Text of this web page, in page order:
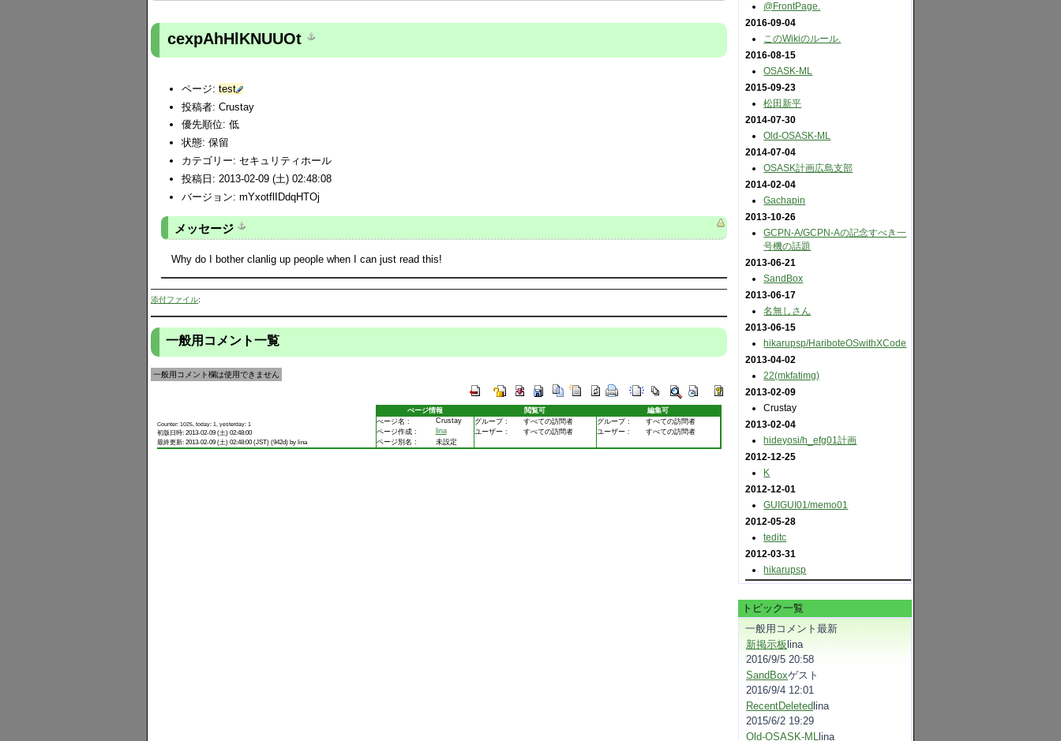
cexpAhHlKNUUOt
ページ: test
投稿者: Crustay
優先順位: 低
状態: 保留
カテゴリー: セキュリティホール
投稿日: 2013-02-09 (土) 02:48:08
バージョン: mYxotflIDdqHTOj
メッセージ
Why do I bother clanlig up people when I can just read this!
添付ファイル:
一般用コメント一覧
一般用コメント欄は使用できません
Counter: 1025, today: 1, yesterday: 1
初版日時: 2013-02-09 (土) 02:48:00
最終更新: 2013-02-09 (土) 02:48:00 (JST) (942d) by lina
ぺージ情報 閲覧可
編集可
ぺージ名 :
Crustay グループ : すべての訪問者 グループ :
すべての訪問者
ページ作成 :
lina ユーザー : すべての訪問者 ユーザー :
すべての訪問者
ページ別名 :
未設定
@FrontPage.
2016-09-04
このWikiのルール.
2016-08-15
OSASK-ML
2015-09-23
松田新平
2014-07-30
Old-OSASK-ML
2014-07-04
OSASK計画広島支部
2014-02-04
Gachapin
2013-10-26
GCPN-A​/GCPN-Aの記念すべき一
号機の話題
2013-06-21
SandBox
2013-06-17
名無しさん
2013-06-15
hikarupsp​/HariboteOSwithXCode
2013-04-02
22(mkfatimg)
2013-02-09
Crustay
2013-02-04
hideyosi​/h_efg01計画
2012-12-25
K
2012-12-01
GUIGUI01​/memo01
2012-05-28
teditc
2012-03-31
hikarupsp
トピック一覧
一般用コメント最新
新掲示板lina
2016/9/5 20:58
SandBoxゲスト
2016/9/4 12:01
RecentDeletedlina
2015/6/2 19:29
Old-OSASK-ML lina